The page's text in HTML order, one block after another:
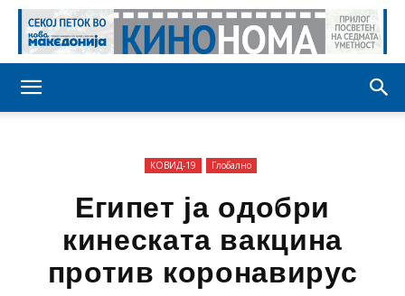
КОВИД-19 Глобално
Египет ја одобри
кинеската вакцина
против коронавирус